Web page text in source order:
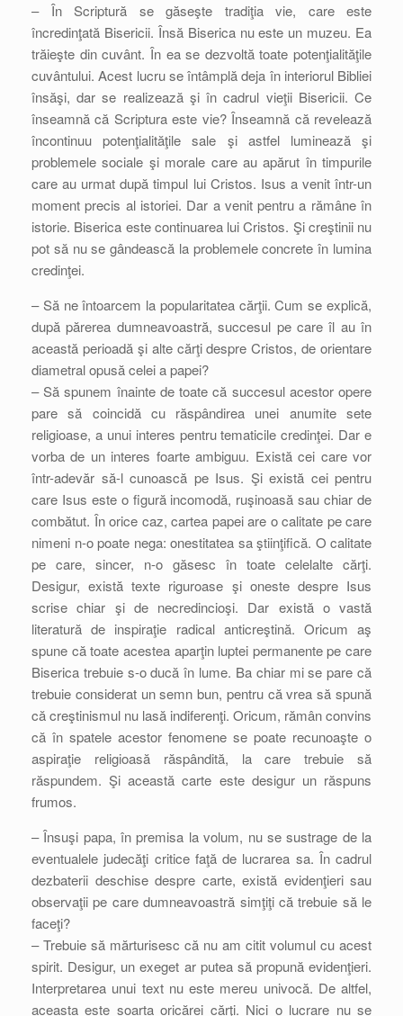
– În Scriptură se găseşte tradiţia vie, care este
încredinţată Bisericii. Însă Biserica nu este un muzeu. Ea
trăieşte din cuvânt. În ea se dezvoltă toate potenţialităţile
cuvântului. Acest lucru se întâmplă deja în interiorul Bibliei
însăşi, dar se realizează şi în cadrul vieţii Bisericii. Ce
înseamnă că Scriptura este vie? Înseamnă că revelează
încontinuu potenţialităţile sale şi astfel luminează şi
problemele sociale şi morale care au apărut în timpurile
care au urmat după timpul lui Cristos. Isus a venit într-un
moment precis al istoriei. Dar a venit pentru a rămâne în
istorie. Biserica este continuarea lui Cristos. Şi creştinii nu
pot să nu se gândească la problemele concrete în lumina
credinţei.
– Să ne întoarcem la popularitatea cărţii. Cum se explică,
după părerea dumneavoastră, succesul pe care îl au în
această perioadă şi alte cărţi despre Cristos, de orientare
diametral opusă celei a papei?
– Să spunem înainte de toate că succesul acestor opere
pare să coincidă cu răspândirea unei anumite sete
religioase, a unui interes pentru tematicile credinţei. Dar e
vorba de un interes foarte ambiguu. Există cei care vor
într-adevăr să-l cunoască pe Isus. Şi există cei pentru
care Isus este o figură incomodă, ruşinoasă sau chiar de
combătut. În orice caz, cartea papei are o calitate pe care
nimeni n-o poate nega: onestitatea sa ştiinţifică. O calitate
pe care, sincer, n-o găsesc în toate celelalte cărţi.
Desigur, există texte riguroase şi oneste despre Isus
scrise chiar şi de necredincioşi. Dar există o vastă
literatură de inspiraţie radical anticreştină. Oricum aş
spune că toate acestea aparţin luptei permanente pe care
Biserica trebuie s-o ducă în lume. Ba chiar mi se pare că
trebuie considerat un semn bun, pentru că vrea să spună
că creştinismul nu lasă indiferenţi. Oricum, rămân convins
că în spatele acestor fenomene se poate recunoaşte o
aspiraţie religioasă răspândită, la care trebuie să
răspundem. Şi această carte este desigur un răspuns
frumos.
– Însuşi papa, în premisa la volum, nu se sustrage de la
eventualele judecăţi critice faţă de lucrarea sa. În cadrul
dezbaterii deschise despre carte, există evidenţieri sau
observaţii pe care dumneavoastră simţiţi că trebuie să le
faceţi?
– Trebuie să mărturisesc că nu am citit volumul cu acest
spirit. Desigur, un exeget ar putea să propună evidenţieri.
Interpretarea unui text nu este mereu univocă. De altfel,
aceasta este soarta oricărei cărţi. Nici o lucrare nu se